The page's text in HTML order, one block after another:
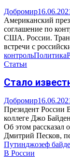
Добромир
Американский
соглашение по
США. России.
встречи с
контрольПолитика
Статьи
Стало
Добромир
Президент России
коллеге Джо
Об этом рассказал
Дмитрий Песков,
Путинджозеф
В России